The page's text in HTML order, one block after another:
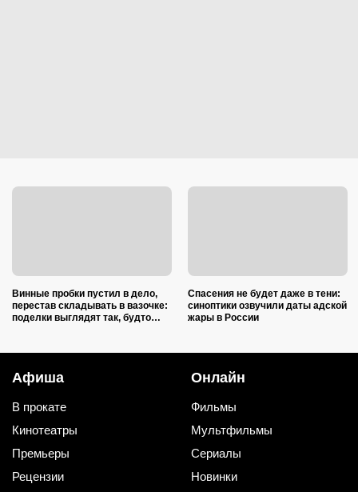
Винные пробки пустил в дело,
перестав складывать в вазочке:
поделки выглядят так, будто
Спасения не будет даже в тени:
синоптики озвучили даты адской
жары в России
Афиша
В прокате
Кинотеатры
Премьеры
Рецензии
Онлайн
Фильмы
Мультфильмы
Сериалы
Новинки